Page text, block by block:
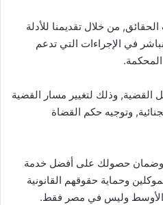
من خلال تقديمنا للأدلة
في الإجراءات التي تدعم
المحكمة.
القضية, وذلك لتغيير مسار القضية
وتوجيه حكم القضاة
وضمان حصولك على أفضل خدمة
وحماية حقوقهم القانونية
الأوسط وليس في مصر فقط.